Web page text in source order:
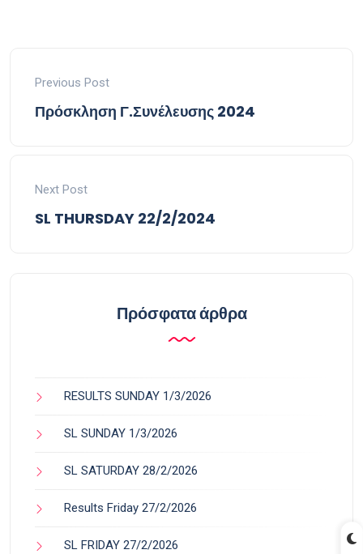
Previous Post
Πρόσκληση Γ.Συνέλευσης 2024
Next Post
SL THURSDAY 22/2/2024
Πρόσφατα άρθρα
RESULTS SUNDAY 1/3/2026
SL SUNDAY 1/3/2026
SL SATURDAY 28/2/2026
Results Friday 27/2/2026
SL FRIDAY 27/2/2026